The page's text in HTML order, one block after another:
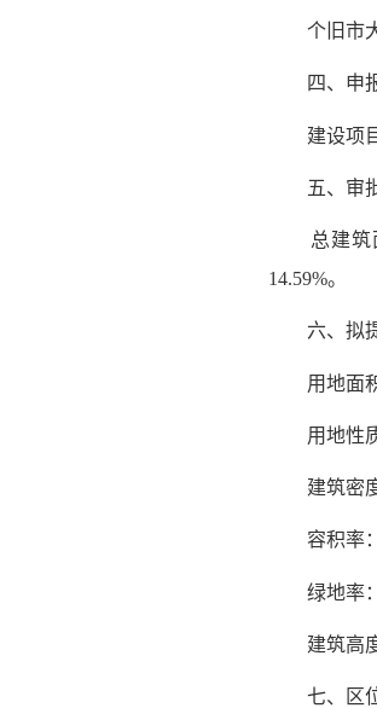
个旧市大
四、申报
建设项目
五、审批
总建筑面
14.59%。
六、拟提
用地面积
用地性质
建筑密度
容积率：
绿地率：
建筑高度
七、区